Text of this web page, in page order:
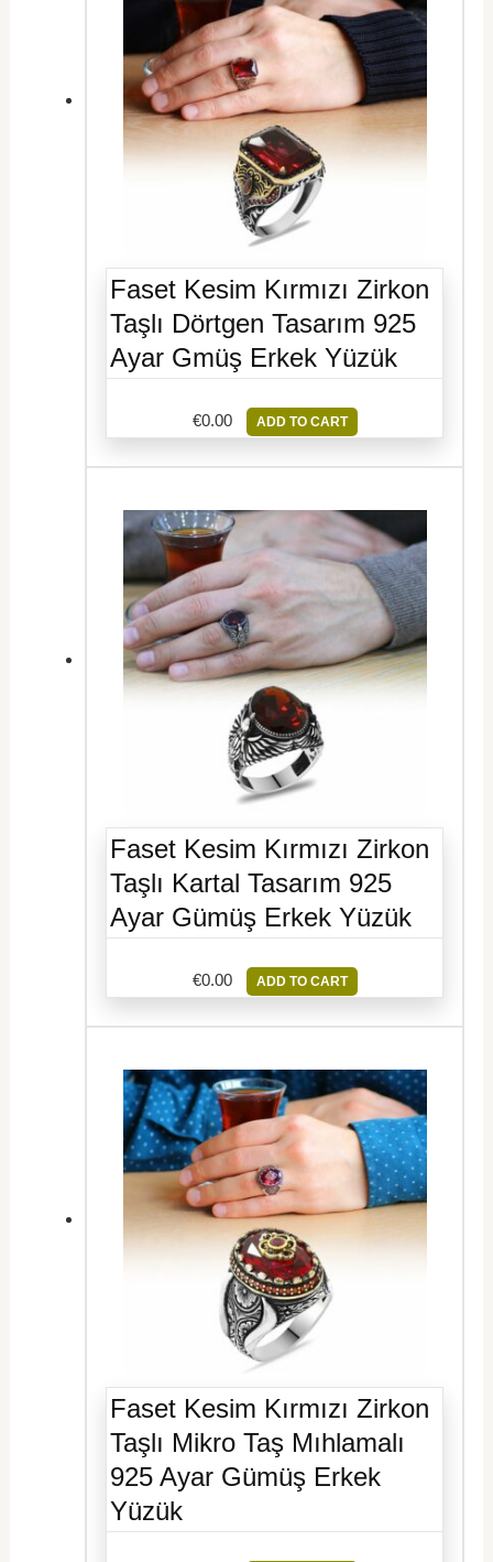
Faset Kesim Kırmızı Zirkon
Taşlı Dörtgen Tasarım 925
Ayar Gmüş Erkek Yüzük
€0.00 ADD TO CART
Faset Kesim Kırmızı Zirkon
Taşlı Kartal Tasarım 925
Ayar Gümüş Erkek Yüzük
€0.00 ADD TO CART
Faset Kesim Kırmızı Zirkon
Taşlı Mikro Taş Mıhlamalı
925 Ayar Gümüş Erkek
Yüzük